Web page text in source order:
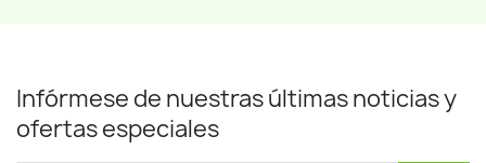
Infórmese de nuestras últimas noticias y
ofertas especiales